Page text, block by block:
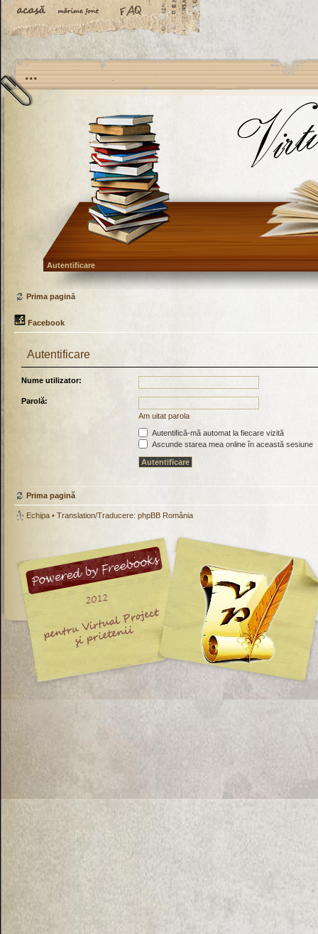
...
Autentificare
Prima pagină
Facebook
Autentificare
Nume utilizator:
Parolă:
Am uitat parola
Autentifică-mă automat la fiecare vizită
Ascunde starea mea online în această sesiune
Prima pagină
Echipa • Translation/Traducere: phpBB România